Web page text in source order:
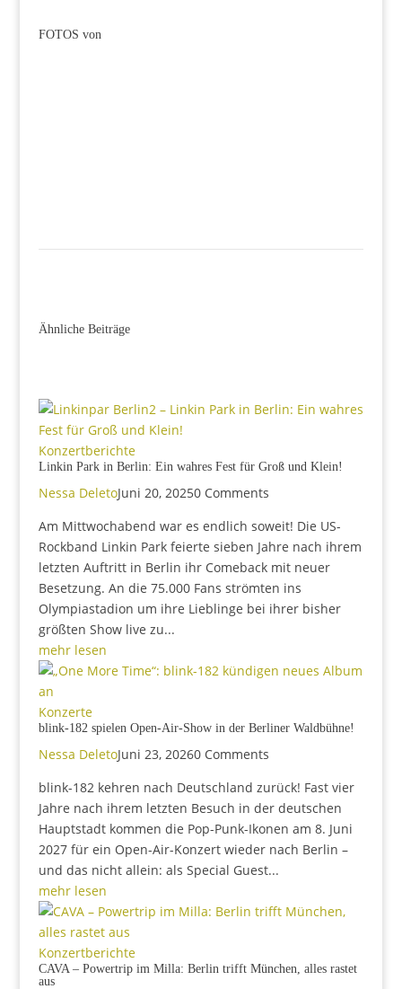
FOTOS von
Ähnliche Beiträge
Konzertberichte
Linkin Park in Berlin: Ein wahres Fest für Groß und Klein!
Nessa DeletoJuni 20, 20250 Comments
Am Mittwochabend war es endlich soweit! Die US-
Rockband Linkin Park feierte sieben Jahre nach ihrem
letzten Auftritt in Berlin ihr Comeback mit neuer
Besetzung. An die 75.000 Fans strömten ins
Olympiastadion um ihre Lieblinge bei ihrer bisher
größten Show live zu...
mehr lesen
Konzerte
blink-182 spielen Open-Air-Show in der Berliner Waldbühne!
Nessa DeletoJuni 23, 20260 Comments
blink-182 kehren nach Deutschland zurück! Fast vier
Jahre nach ihrem letzten Besuch in der deutschen
Hauptstadt kommen die Pop-Punk-Ikonen am 8. Juni
2027 für ein Open-Air-Konzert wieder nach Berlin –
und das nicht allein: als Special Guest...
mehr lesen
Konzertberichte
CAVA – Powertrip im Milla: Berlin trifft München, alles rastet
aus